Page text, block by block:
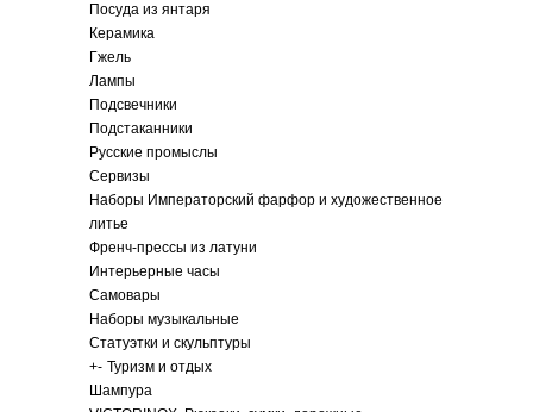
Посуда из янтаря
Керамика
Гжель
Лампы
Подсвечники
Подстаканники
Русские промыслы
Сервизы
Наборы Императорский фарфор и художественное
литье
Френч-прессы из латуни
Интерьерные часы
Самовары
Наборы музыкальные
Статуэтки и скульптуры
+- Туризм и отдых
Шампура